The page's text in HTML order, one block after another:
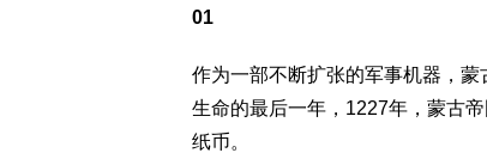
01
作为一部不断扩张的军事机器，
生命的最后一年，1227年，蒙古
纸币。